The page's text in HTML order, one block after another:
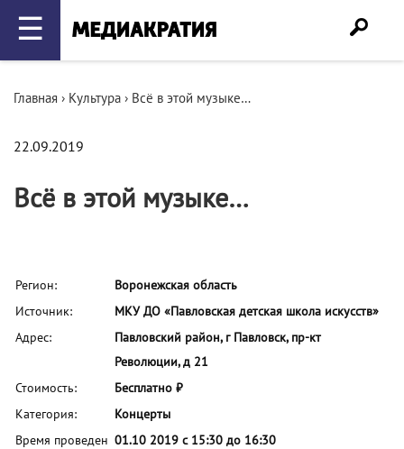
☰
Главная › Культура › Всё в этой музыке…
22.09.2019
Всё в этой музыке…
Регион:
Воронежская область
Источник:
МКУ ДО «Павловская детская школа искусств»
Адрес:
Павловский район, г Павловск, пр-кт
Революции, д 21
Стоимость:
Бесплатно ₽
Категория:
Концерты
Время проведен 01.10 2019 с 15:30 до 16:30